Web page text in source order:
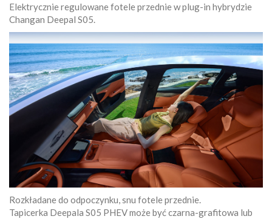
Elektrycznie regulowane fotele przednie w plug-in hybrydzie
Changan Deepal S05.
Rozkładane do odpoczynku, snu fotele przednie.
Tapicerka Deepala S05 PHEV może być czarna-grafitowa lub